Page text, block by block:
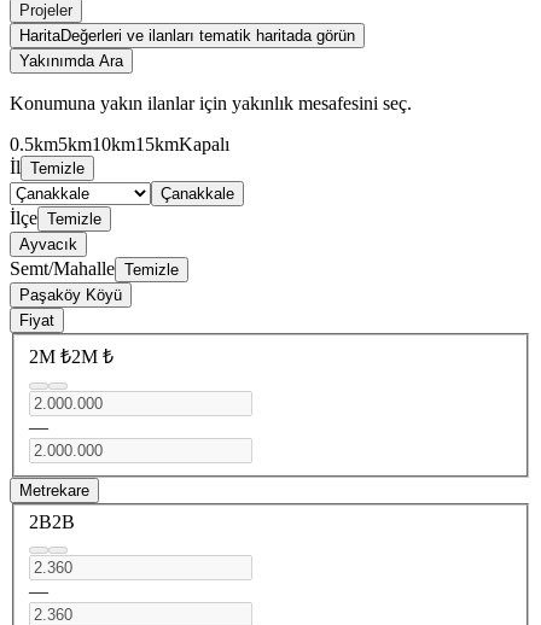
Projeler
HaritaDeğerleri ve ilanları tematik haritada görün
Yakınımda Ara
Konumuna yakın ilanlar için yakınlık mesafesini seç.
0.5km5km10km15kmKapalı
İl Temizle
Çanakkale
İlçe Temizle
Ayvacık
Semt/Mahalle Temizle
Paşaköy Köyü
Fiyat
2M ₺2M ₺
—
Metrekare
2B2B
—